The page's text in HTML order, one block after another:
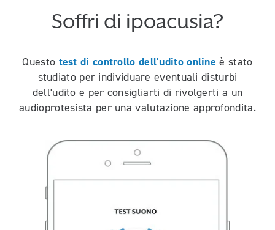
Soffri di ipoacusia?
Questo test di controllo dell'udito online è stato
studiato per individuare eventuali disturbi
dell'udito e per consigliarti di rivolgerti a un
audioprotesista per una valutazione approfondita.